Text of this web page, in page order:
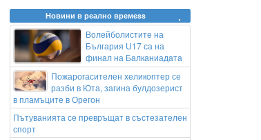
Новини в реално времеss
Волейболистите на
България U17 са на
финал на Балканиадата
Пожарогасителен хеликоптер се
разби в Юта, загина булдозерист
в пламъците в Орегон
Пътуванията се превръщат в състезателен
спорт